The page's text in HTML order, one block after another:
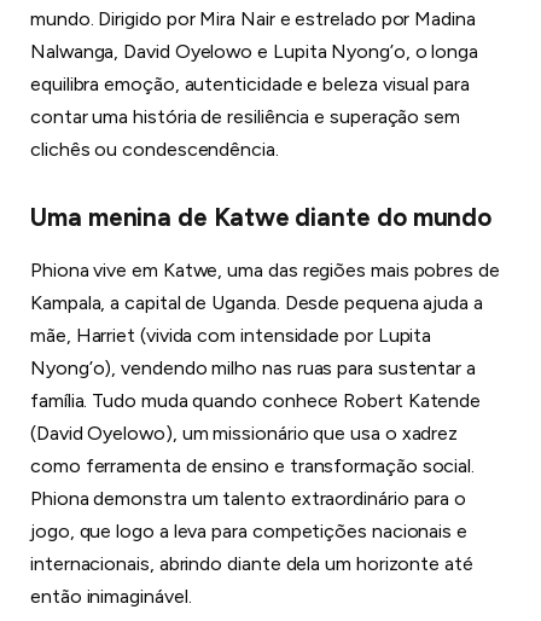
mundo. Dirigido por Mira Nair e estrelado por Madina
Nalwanga, David Oyelowo e Lupita Nyong’o, o longa
equilibra emoção, autenticidade e beleza visual para
contar uma história de resiliência e superação sem
clichês ou condescendência.
Uma menina de Katwe diante do mundo
Phiona vive em Katwe, uma das regiões mais pobres de
Kampala, a capital de Uganda. Desde pequena ajuda a
mãe, Harriet (vivida com intensidade por Lupita
Nyong’o), vendendo milho nas ruas para sustentar a
família. Tudo muda quando conhece Robert Katende
(David Oyelowo), um missionário que usa o xadrez
como ferramenta de ensino e transformação social.
Phiona demonstra um talento extraordinário para o
jogo, que logo a leva para competições nacionais e
internacionais, abrindo diante dela um horizonte até
então inimaginável.